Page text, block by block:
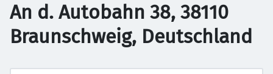
An d. Autobahn 38, 38110
Braunschweig, Deutschland